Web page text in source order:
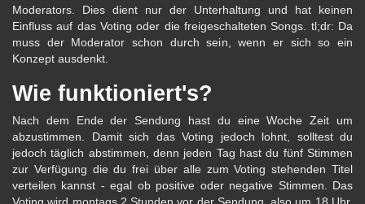
Moderators. Dies dient nur der Unterhaltung und hat keinen
Einfluss auf das Voting oder die freigeschalteten Songs. tl;dr: Da
muss der Moderator schon durch sein, wenn er sich so ein
Konzept ausdenkt.
Wie funktioniert's?
Nach dem Ende der Sendung hast du eine Woche Zeit um
abzustimmen. Damit sich das Voting jedoch lohnt, solltest du
jedoch täglich abstimmen, denn jeden Tag hast du fünf Stimmen
zur Verfügung die du frei über alle zum Voting stehenden Titel
verteilen kannst - egal ob positive oder negative Stimmen. Das